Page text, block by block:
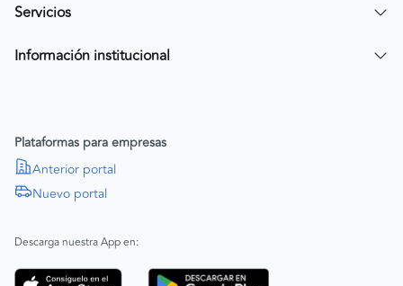
Compra tu SOAT
Servicios
Compra y Venta Segura
Información institucional
Política de Derechos Humanos
SAGRILAFT
Código de ética
Descarga nuestra App en:
Plataformas para empresas
Anterior portal
Nuevo portal